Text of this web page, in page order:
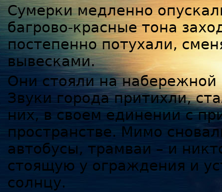
Сумерки медленно
багрово-красные тона
постепенно потухали,
вывесками.
Они стояли на
Звуки города притихли,
них, в своем единении с
пространстве. Мимо
автобусы, трамваи – и
стоящую у ограждения и
солнцу.